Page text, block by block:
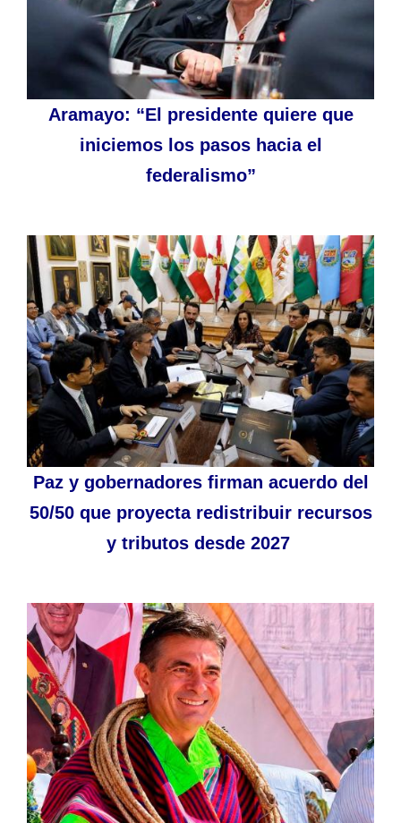
Aramayo: “El presidente quiere que
iniciemos los pasos hacia el
federalismo”
Paz y gobernadores firman acuerdo del
50/50 que proyecta redistribuir recursos
y tributos desde 2027